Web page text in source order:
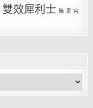
雙效犀利士 騰 素 官